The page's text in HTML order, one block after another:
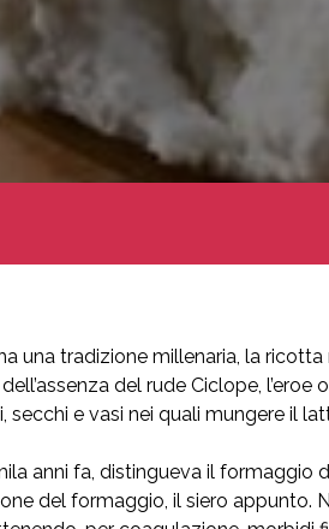
una tradizione millenaria, la
del rude Ciclope,
secchi e vasi nei quali mungere il
anni fa, distingueva il formaggio
del formaggio, il siero appunto.